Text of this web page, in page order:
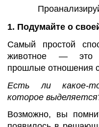
1. Подумайте о
Самый простой
животное — это
прошлые отношения
Есть ли какое-
которое
Возможно, вы